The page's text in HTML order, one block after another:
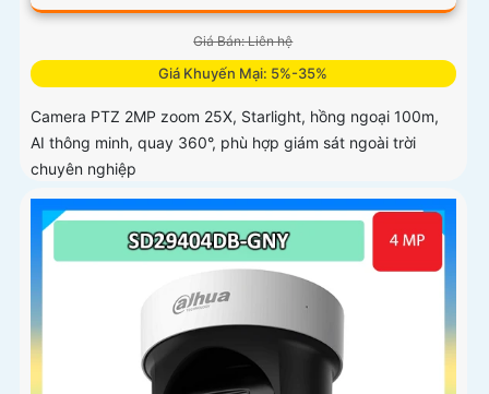
Giá Bán: Liên hệ
Giá Khuyến Mại: 5%-35%
Camera PTZ 2MP zoom 25X, Starlight, hồng ngoại 100m,
AI thông minh, quay 360°, phù hợp giám sát ngoài trời
chuyên nghiệp